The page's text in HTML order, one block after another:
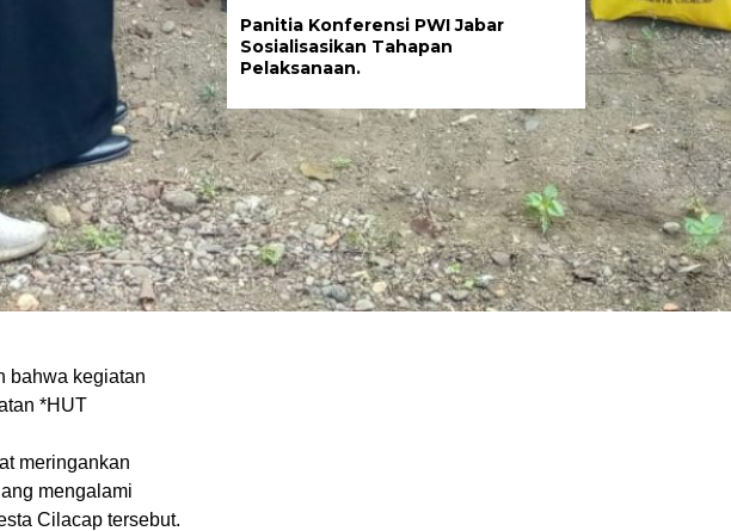
bahwa kegiatan
*HUT
meringankan
mengalami
Cilacap tersebut.
Panitia Konferensi PWI Jabar
Sosialisasikan Tahapan
Pelaksanaan.